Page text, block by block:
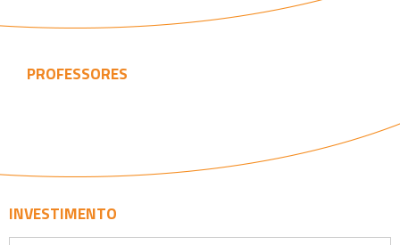
PROFESSORES
INVESTIMENTO